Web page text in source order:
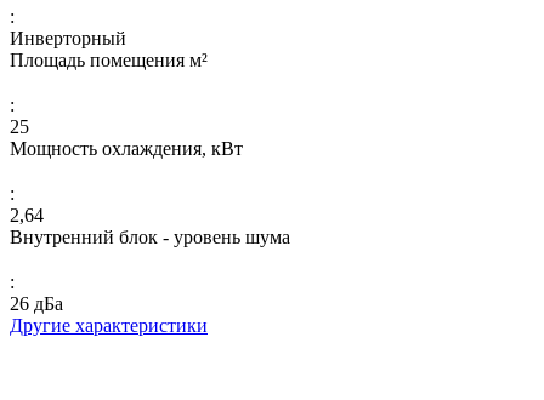
:
Инверторный
Площадь помещения м²
:
25
Мощность охлаждения, кВт
:
2,64
Внутренний блок - уровень шума
:
26 дБа
Другие характеристики